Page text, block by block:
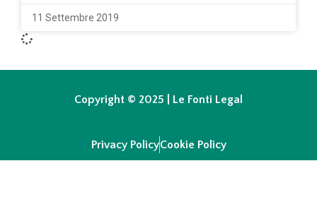
11 Settembre 2019
Copyright © 2025 | Le Fonti Legal
Privacy PolicyCookie Policy